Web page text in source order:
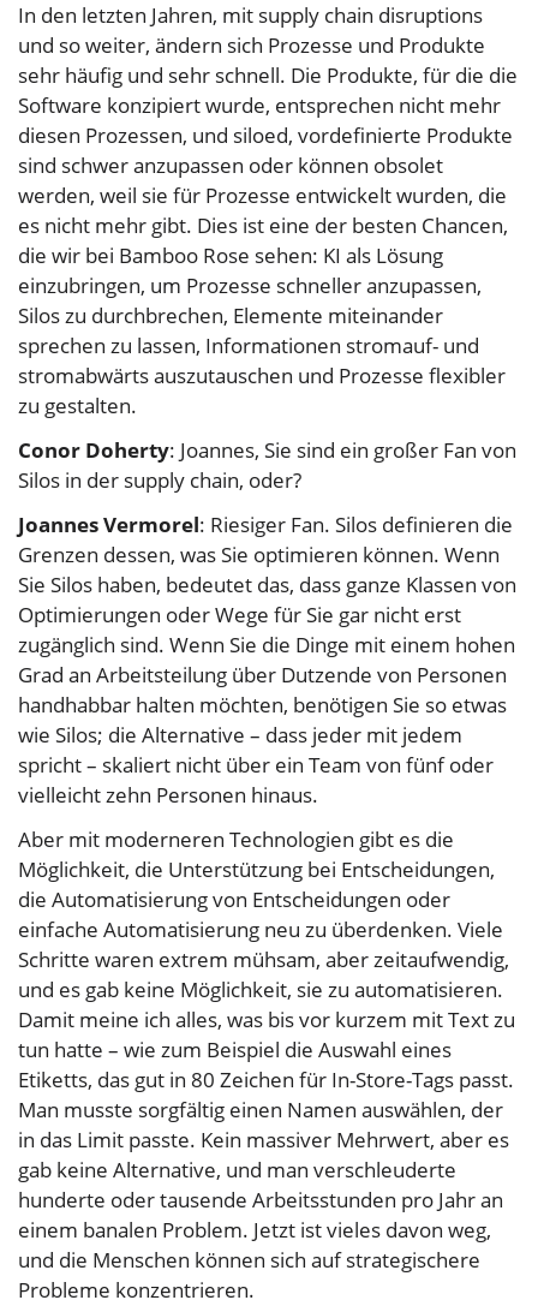
In den letzten Jahren, mit supply chain disruptions
und so weiter, ändern sich Prozesse und Produkte
sehr häufig und sehr schnell. Die Produkte, für die die
Software konzipiert wurde, entsprechen nicht mehr
diesen Prozessen, und siloed, vordefinierte Produkte
sind schwer anzupassen oder können obsolet
werden, weil sie für Prozesse entwickelt wurden, die
es nicht mehr gibt. Dies ist eine der besten Chancen,
die wir bei Bamboo Rose sehen: KI als Lösung
einzubringen, um Prozesse schneller anzupassen,
Silos zu durchbrechen, Elemente miteinander
sprechen zu lassen, Informationen stromauf- und
stromabwärts auszutauschen und Prozesse flexibler
zu gestalten.
Conor Doherty: Joannes, Sie sind ein großer Fan von
Silos in der supply chain, oder?
Joannes Vermorel: Riesiger Fan. Silos definieren die
Grenzen dessen, was Sie optimieren können. Wenn
Sie Silos haben, bedeutet das, dass ganze Klassen von
Optimierungen oder Wege für Sie gar nicht erst
zugänglich sind. Wenn Sie die Dinge mit einem hohen
Grad an Arbeitsteilung über Dutzende von Personen
handhabbar halten möchten, benötigen Sie so etwas
wie Silos; die Alternative – dass jeder mit jedem
spricht – skaliert nicht über ein Team von fünf oder
vielleicht zehn Personen hinaus.
Aber mit moderneren Technologien gibt es die
Möglichkeit, die Unterstützung bei Entscheidungen,
die Automatisierung von Entscheidungen oder
einfache Automatisierung neu zu überdenken. Viele
Schritte waren extrem mühsam, aber zeitaufwendig,
und es gab keine Möglichkeit, sie zu automatisieren.
Damit meine ich alles, was bis vor kurzem mit Text zu
tun hatte – wie zum Beispiel die Auswahl eines
Etiketts, das gut in 80 Zeichen für In-Store-Tags passt.
Man musste sorgfältig einen Namen auswählen, der
in das Limit passte. Kein massiver Mehrwert, aber es
gab keine Alternative, und man verschleuderte
hunderte oder tausende Arbeitsstunden pro Jahr an
einem banalen Problem. Jetzt ist vieles davon weg,
und die Menschen können sich auf strategischere
Probleme konzentrieren.